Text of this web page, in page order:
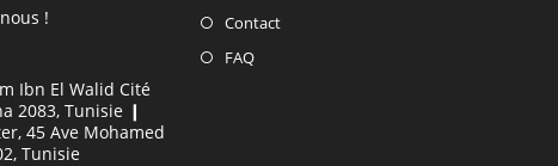
!
Ibn El Walid Cité
2083, Tunisie ❙
45 Ave Mohamed
Tunisie
Contact
FAQ